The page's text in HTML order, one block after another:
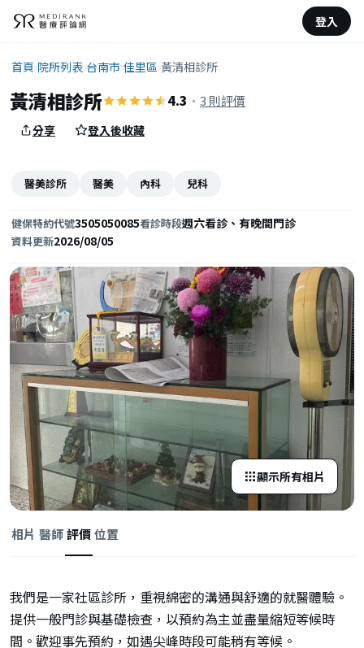
登入
首頁›院所列表›台南市›佳里區›黃清相診所
黃清相診所 4.3 · 3 則評價
分享 登入後收藏
醫美診所 醫美 內科 兒科
健保特約代號3505050085看診時段週六看診、有晚間門診
資料更新2026/08/05
顯示所有相片
相片 醫師評價位置
我們是一家社區診所，重視綿密的溝通與舒適的就醫體驗。
提供一般門診與基礎檢查，以預約為主並盡量縮短等候時
間。歡迎事先預約，如遇尖峰時段可能稍有等候。